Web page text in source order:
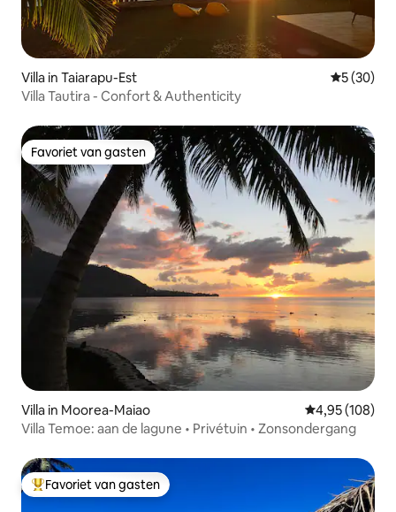
Villa in Taiarapu-Est
5 (30)
Villa Tautira - Confort & Authenticity
Favoriet van gasten
Favoriet van gasten
Villa in Moorea-Maiao Gemiddelde
4,95 (108)
Villa Temoe: aan de lagune • Privétuin • Zonsondergang
Topfavoriet van gasten
Favoriet van gasten